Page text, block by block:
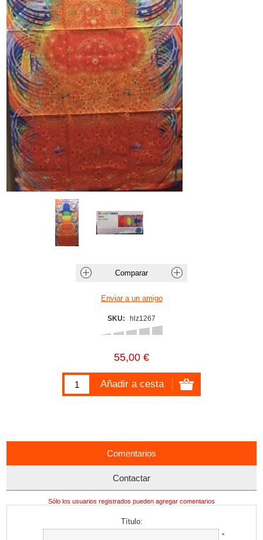
SKU: hlz1267
55,00 €
Comentarios
Contactar
Sólo los usuarios registrados pueden agregar comentarios
Título:
*